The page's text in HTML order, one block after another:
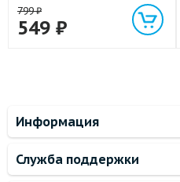
799₽
549 ₽
Информация
Служба поддержки